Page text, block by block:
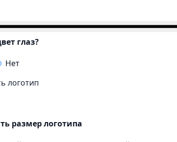
глаз?
Нет
логотип
размер логотипа